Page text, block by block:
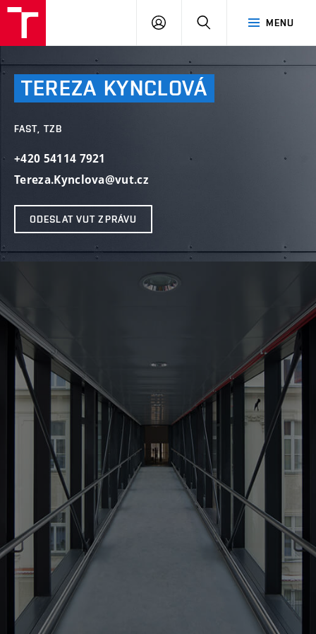
MENU
PŘIHLÁSIT
TEREZA KYNCLOVÁ
FAST, TZB
+420 54114 7921
Tereza.Kynclova@vut.cz
ODESLAT VUT ZPRÁVU